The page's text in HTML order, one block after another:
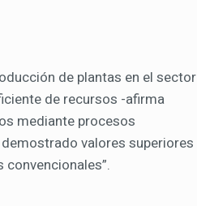
de plantas en el sector
de recursos -afirma
mediante procesos
valores superiores